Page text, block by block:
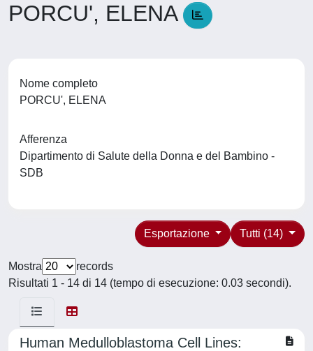
PORCU', ELENA
Nome completo
PORCU', ELENA
Afferenza
Dipartimento di Salute della Donna e del Bambino -
SDB
Tutti (14)
Esportazione
Mostra
records
Risultati 1 - 14 di 14 (tempo di esecuzione: 0.03 secondi).
Human Medulloblastoma Cell Lines: